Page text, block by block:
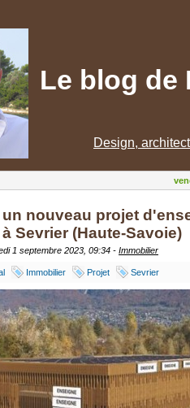
Le blog de
Design,
nouveau projet
Sevrier (Haute-Savoie)
1 septembre 2023, 09:34 - Immobilier
Immobilier Projet Sevrier